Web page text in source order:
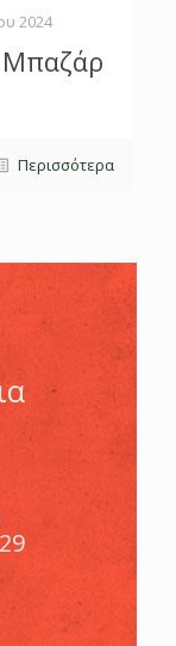
2024
Μπαζάρ
Περισσότερα